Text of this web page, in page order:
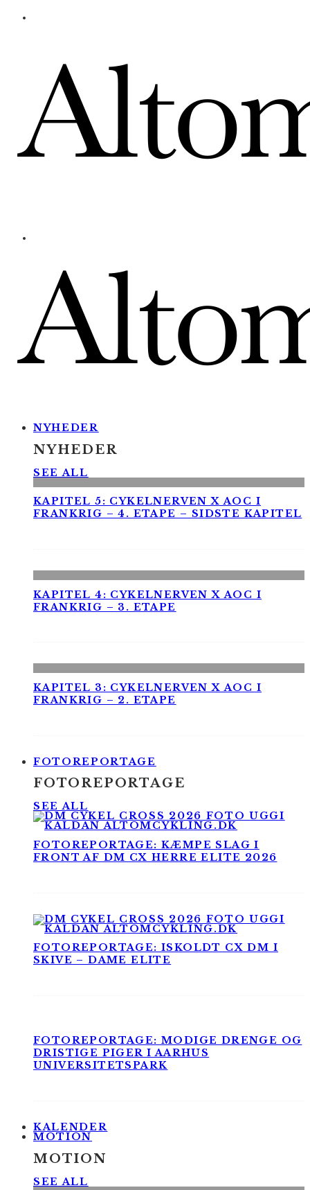
NYHEDER
NYHEDER
SEE ALL
KAPITEL 5: CYKELNERVEN X AOC I
FRANKRIG – 4. ETAPE – SIDSTE KAPITEL
KAPITEL 4: CYKELNERVEN X AOC I
FRANKRIG – 3. ETAPE
KAPITEL 3: CYKELNERVEN X AOC I
FRANKRIG – 2. ETAPE
FOTOREPORTAGE
FOTOREPORTAGE
SEE ALL
FOTOREPORTAGE: KÆMPE SLAG I
FRONT AF DM CX HERRE ELITE 2026
FOTOREPORTAGE: ISKOLDT CX DM I
SKIVE – DAME ELITE
FOTOREPORTAGE: MODIGE DRENGE OG
DRISTIGE PIGER I AARHUS
UNIVERSITETSPARK
KALENDER
MOTION
MOTION
SEE ALL